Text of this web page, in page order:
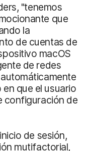
"tenemos
que
la
de cuentas de
macOS
de redes
que el usuario
configuración de
de sesión,
mutifactorial,